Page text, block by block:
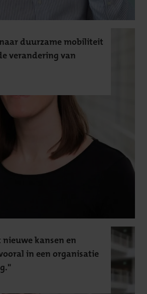
duurzame mobiliteit
verandering van
nieuwe kansen en
in een organisatie